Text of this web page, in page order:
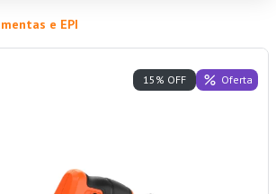
e EPI
15% OFF Oferta